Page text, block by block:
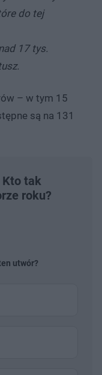
do tej
17 tys.
– w tym 15
są na 131
Kto tak
roku?
utwór?